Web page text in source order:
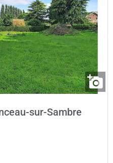
sur-Sambre